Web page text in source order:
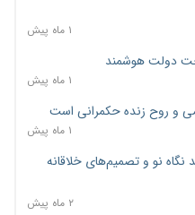
۱ ماه پیش
دولت هوشمند
۱ ماه پیش
و روح زنده حکمرانی است
۱ ماه پیش
نگاه نو و تصمیم‌های خلاقانه
۲ ماه پیش